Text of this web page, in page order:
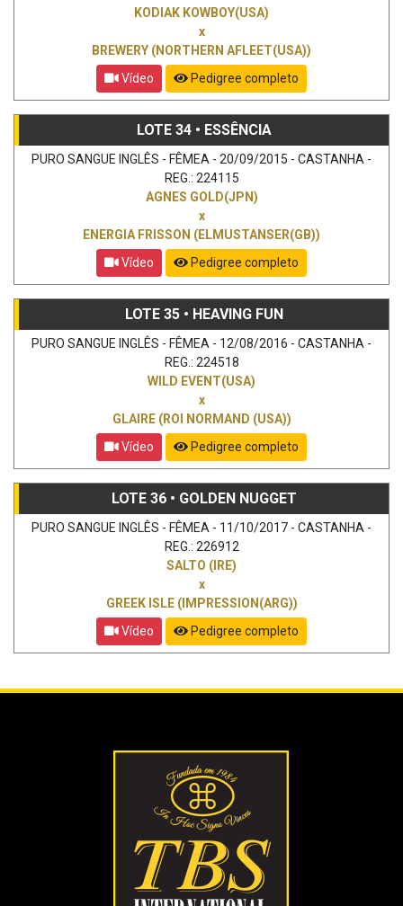
KODIAK KOWBOY(USA)
x
BREWERY (NORTHERN AFLEET(USA))
Vídeo
Pedigree completo
LOTE 34 • ESSÊNCIA
PURO SANGUE INGLÊS - FÊMEA - 20/09/2015 - CASTANHA -
REG.: 224115
AGNES GOLD(JPN)
x
ENERGIA FRISSON (ELMUSTANSER(GB))
Vídeo
Pedigree completo
LOTE 35 • HEAVING FUN
PURO SANGUE INGLÊS - FÊMEA - 12/08/2016 - CASTANHA -
REG.: 224518
WILD EVENT(USA)
x
GLAIRE (ROI NORMAND (USA))
Vídeo
Pedigree completo
LOTE 36 • GOLDEN NUGGET
PURO SANGUE INGLÊS - FÊMEA - 11/10/2017 - CASTANHA -
REG.: 226912
SALTO (IRE)
x
GREEK ISLE (IMPRESSION(ARG))
Vídeo
Pedigree completo